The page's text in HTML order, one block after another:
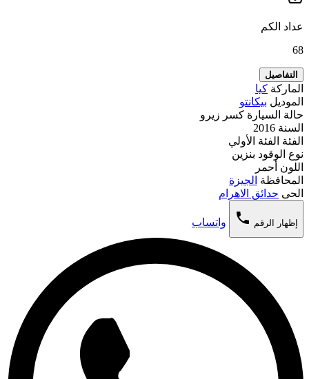
عداد الكم
68
التفاصيل
الماركة كيا
الموديل بيكانتو
حالة السيارة كسر زيرو
السنة 2016
الفئة الفئة الأولي
نوع الوقود بنزين
اللون أحمر
المحافظة الجيزة
الحى حدائق الاهرام
إظهار الرقم phone واتساب